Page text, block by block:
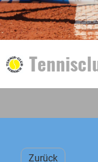
Zurück